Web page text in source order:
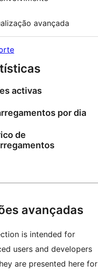
avançada
activas
por dia
de
avançadas
is intended for
users and developers
are presented here for